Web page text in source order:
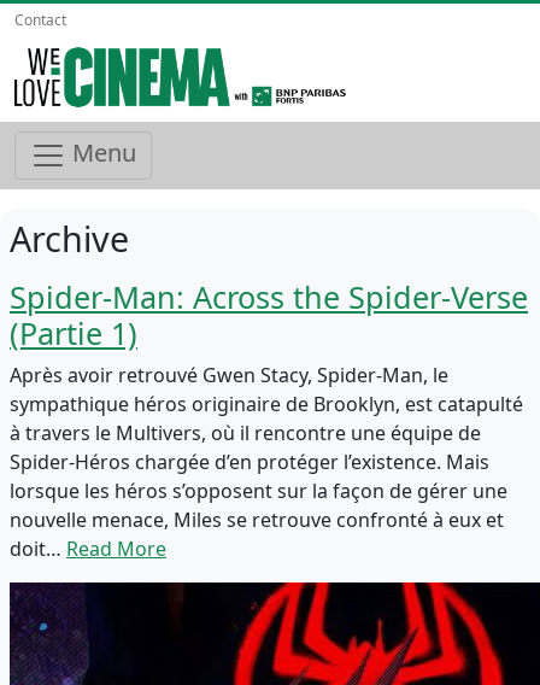
Contact
Menu
Archive
Spider-Man: Across the Spider-Verse
(Partie 1)
Après avoir retrouvé Gwen Stacy, Spider-Man, le
sympathique héros originaire de Brooklyn, est catapulté
à travers le Multivers, où il rencontre une équipe de
Spider-Héros chargée d’en protéger l’existence. Mais
lorsque les héros s’opposent sur la façon de gérer une
nouvelle menace, Miles se retrouve confronté à eux et
doit… Read More